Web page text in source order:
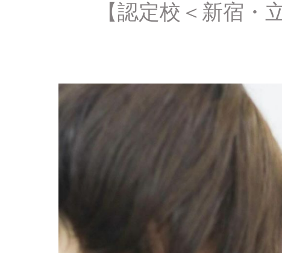
【認定校＜新宿